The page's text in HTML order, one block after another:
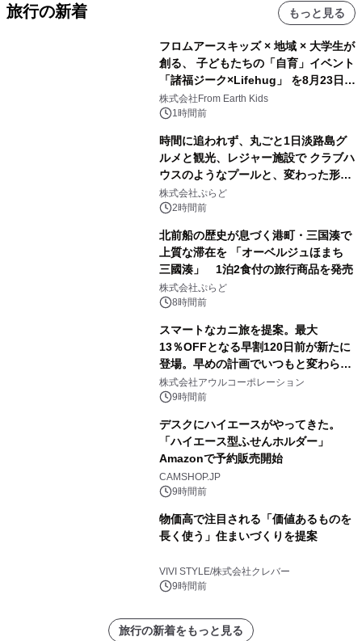
旅行の新着 もっと見る
フロムアースキッズ × 地域 × 大学生が
創る、 子どもたちの「自育」イベント
「諸福ジーク×Lifehug」 を8月23日
(日)開催
株式会社From Earth Kids
1時間前
時間に追われず、丸ごと1日淡路島グ
ルメと観光、レジャー施設で クラブハ
ウスのようなプールと、変わった形の
サウナも 「THE BOXY AWAJI」のお
得な素泊まり連泊プランで
株式会社ぷらど
2時間前
北前船の歴史が息づく港町・三国湊で
上質な滞在を 「オーベルジュほまち
三國湊」 1泊2食付の旅行商品を発売
株式会社ぷらど
8時間前
スマートなカニ旅を提案。最大
13％OFFとなる早割120日前が新たに
登場。早めの計画でいつもと変わらぬ
大人の冬旅を。ー夕日ヶ浦温泉「佳松
苑 別邸ふうか」ー
株式会社アウルコーポレーション
9時間前
デスクにハイエースがやってきた。
「ハイエース型ふせんホルダー」
Amazonで予約販売開始
CAMSHOP.JP
9時間前
物価高で注目される「価値あるものを
長く使う」住まいづくりを提案
VIVI STYLE/株式会社クレバー
9時間前
旅行の新着をもっと見る